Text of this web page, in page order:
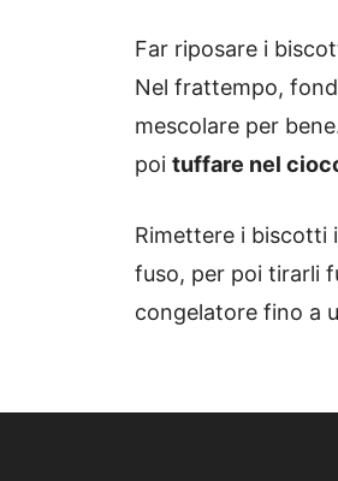
Far riposare i
Nel frattempo,
mescolare per
poi tuffare nel
Rimettere i biscotti
fuso, per poi tirarli
congelatore fino a